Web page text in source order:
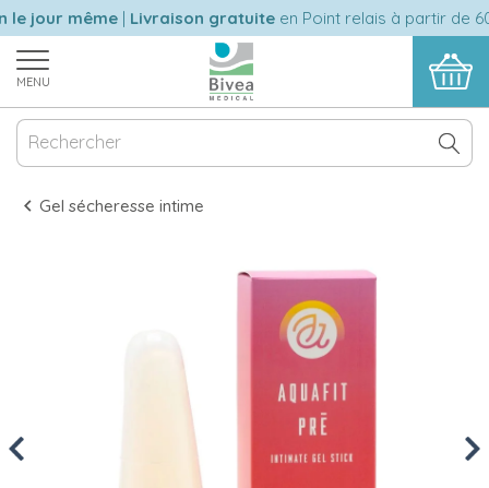
jour même|Livraison gratuiteen Point relais à partir de 60
MENU
Gel sécheresse intime
Previous